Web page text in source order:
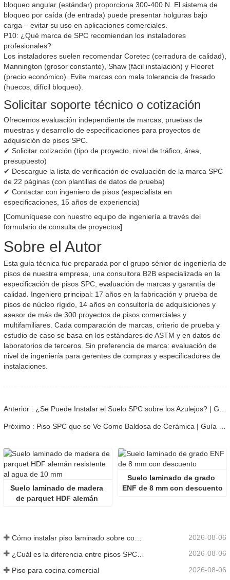
bloqueo angular (estándar) proporciona 300-400 N. El sistema de
bloqueo por caída (de entrada) puede presentar holguras bajo
carga – evitar su uso en aplicaciones comerciales.
P10: ¿Qué marca de SPC recomiendan los instaladores
profesionales?
Los instaladores suelen recomendar Coretec (cerradura de calidad),
Mannington (grosor constante), Shaw (fácil instalación) y Flooret
(precio económico). Evite marcas con mala tolerancia de fresado
(huecos, difícil bloqueo).
Solicitar soporte técnico o cotización
Ofrecemos evaluación independiente de marcas, pruebas de
muestras y desarrollo de especificaciones para proyectos de
adquisición de pisos SPC.
✔ Solicitar cotización (tipo de proyecto, nivel de tráfico, área,
presupuesto)
✔ Descargue la lista de verificación de evaluación de la marca SPC
de 22 páginas (con plantillas de datos de prueba)
✔ Contactar con ingeniero de pisos (especialista en
especificaciones, 15 años de experiencia)
[Comuníquese con nuestro equipo de ingeniería a través del
formulario de consulta de proyectos]
Sobre el Autor
Esta guía técnica fue preparada por el grupo sénior de ingeniería de
pisos de nuestra empresa, una consultora B2B especializada en la
especificación de pisos SPC, evaluación de marcas y garantía de
calidad. Ingeniero principal: 17 años en la fabricación y prueba de
pisos de núcleo rígido, 14 años en consultoría de adquisiciones y
asesor de más de 300 proyectos de pisos comerciales y
multifamiliares. Cada comparación de marcas, criterio de prueba y
estudio de caso se basa en los estándares de ASTM y en datos de
laboratorios de terceros. Sin preferencia de marca: evaluación de
nivel de ingeniería para gerentes de compras y especificadores de
instalaciones.
Suelo laminado de madera
de parquet HDF alemán
Suelo laminado de grado
ENF de 8 mm con descuento
Cómo instalar piso laminado sobre concreto 2026-08-06
2026-08-06
Piso para cocina comercial 2026-08-06